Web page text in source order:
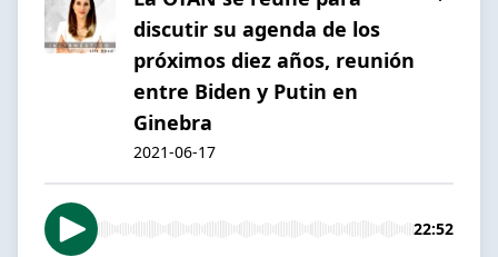
discutir su agenda de los
próximos diez años, reunión
entre Biden y Putin en
Ginebra
2021-06-17
22:52